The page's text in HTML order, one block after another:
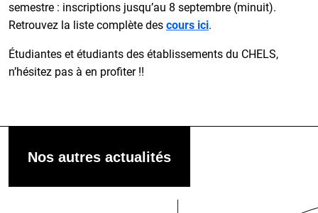
semestre : inscriptions jusqu’au 8 septembre (minuit).
Retrouvez la liste complète des cours ici.
Étudiantes et étudiants des établissements du CHELS,
n’hésitez pas à en profiter !!
Nos autres actualités